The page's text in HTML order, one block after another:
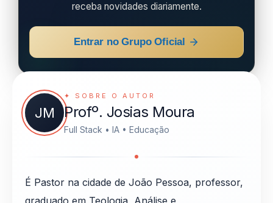
receba novidades diariamente.
Entrar no Grupo Oficial
JM
✦ SOBRE O AUTOR
Profº. Josias Moura
Full Stack • IA • Educação
É Pastor na cidade de João Pessoa, professor,